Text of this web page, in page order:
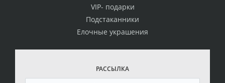
VIP- подарки
Подстаканники
Елочные украшения
РАССЫЛКА